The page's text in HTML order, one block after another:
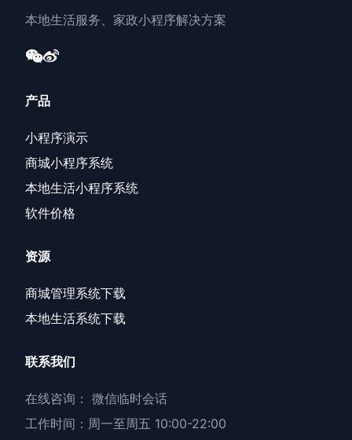
本地生活服务、家政小程序解决方案
产品
小程序演示
商城小程序系统
本地生活小程序系统
软件价格
资源
商城管理系统下载
本地生活系统下载
联系我们
在线咨询： 微信临时会话
工作时间：周一至周五 10:00-22:00